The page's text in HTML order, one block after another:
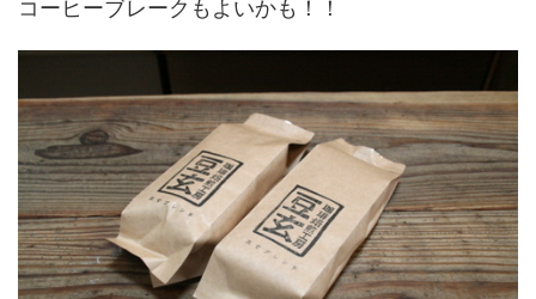
コーヒーブレークもよいかも！！